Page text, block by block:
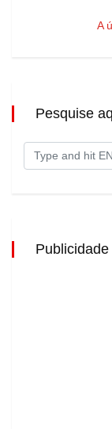
A
Pesquise
Publicidade